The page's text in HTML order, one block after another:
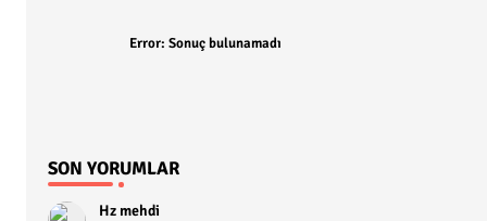
Error: Sonuç bulunamadı
SON YORUMLAR
Hz mehdi